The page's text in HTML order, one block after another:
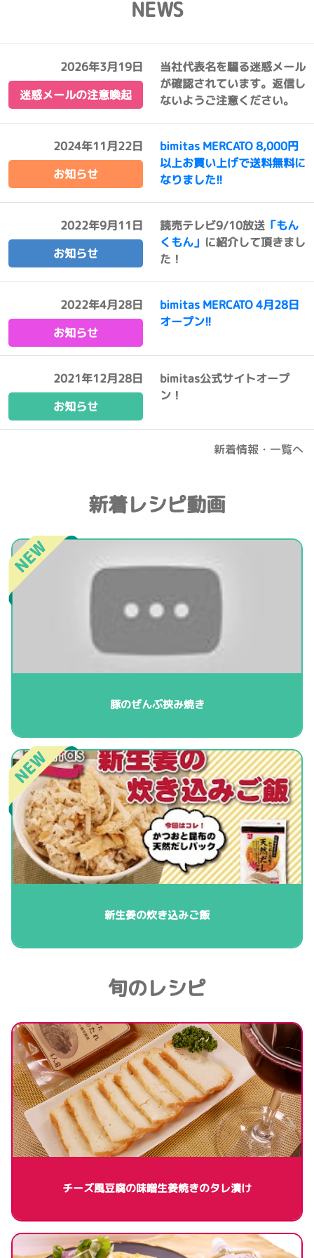
NEWS
2026年3月19日
迷惑メールの注意喚起
当社代表名を騙る迷惑メール
が確認されています。返信し
ないようご注意ください。
2024年11月22日
お知らせ
bimitas MERCATO 8,000円
以上お買い上げで送料無料に
なりました!!
2022年9月11日
お知らせ
読売テレビ9/10放送 「もん
くもん」 に紹介して頂きまし
た！
2022年4月28日
お知らせ
bimitas MERCATO 4月28日
オープン!!
2021年12月28日
お知らせ
bimitas公式サイトオープ
ン！
新着情報・一覧へ
新着レシピ動画
豚のぜんぶ挟み焼き
新生姜の炊き込みご飯
旬のレシピ
チーズ風豆腐の味噌生姜焼きのタレ漬け